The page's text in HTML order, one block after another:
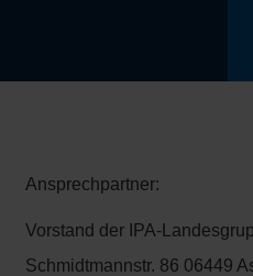
Ansprechpartner:
Vorstand der IPA-
Schmidtmannstr. 86 06449